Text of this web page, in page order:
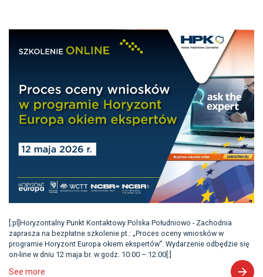
[:pl]Horyzontalny Punkt Kontaktowy Polska Południowo - Zachodnia
zaprasza na bezpłatne szkolenie pt.: „Proces oceny wniosków w
programie Horyzont Europa okiem ekspertów”. Wydarzenie odbędzie się
on-line w dniu 12 maja br. w godz. 10:00 – 12:00[:]
See more